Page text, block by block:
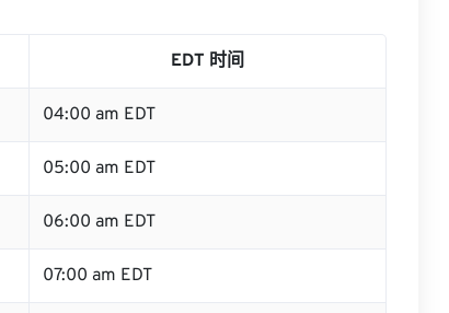
EDT 时间
04:00 am EDT
05:00 am EDT
06:00 am EDT
07:00 am EDT